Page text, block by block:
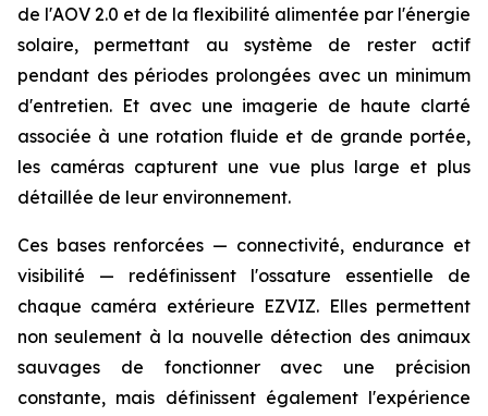
de l'AOV 2.0 et de la flexibilité alimentée par l'énergie
solaire, permettant au système de rester actif
pendant des périodes prolongées avec un minimum
d'entretien. Et avec une imagerie de haute clarté
associée à une rotation fluide et de grande portée,
les caméras capturent une vue plus large et plus
détaillée de leur environnement.
Ces bases renforcées — connectivité, endurance et
visibilité — redéfinissent l'ossature essentielle de
chaque caméra extérieure EZVIZ. Elles permettent
non seulement à la nouvelle détection des animaux
sauvages de fonctionner avec une précision
constante, mais définissent également l'expérience